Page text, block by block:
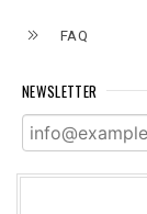
FAQ
NEWSLETTER